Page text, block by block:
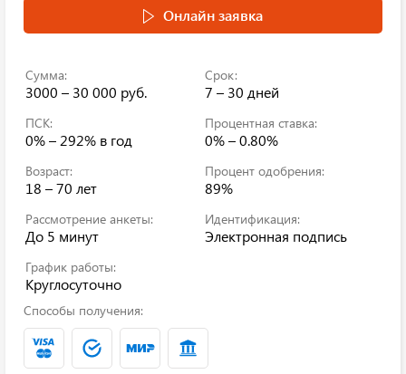
Онлайн заявка
Сумма:
3000 – 30 000 руб.
Срок:
7 – 30 дней
ПСК:
0% – 292% в год
Процентная ставка:
0% – 0.80%
Возраст:
18 – 70 лет
Процент одобрения:
89%
Рассмотрение анкеты:
До 5 минут
Идентификация:
Электронная подпись
График работы:
Круглосуточно
Способы получения: